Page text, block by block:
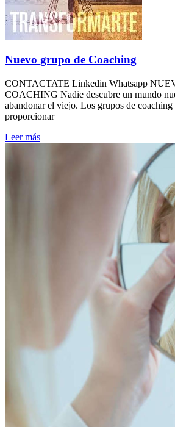
Nuevo grupo de Coaching
CONTACTATE Linkedin Whatsapp
COACHING Nadie descubre un mundo
abandonar el viejo. Los grupos de coaching
proporcionar
Leer más